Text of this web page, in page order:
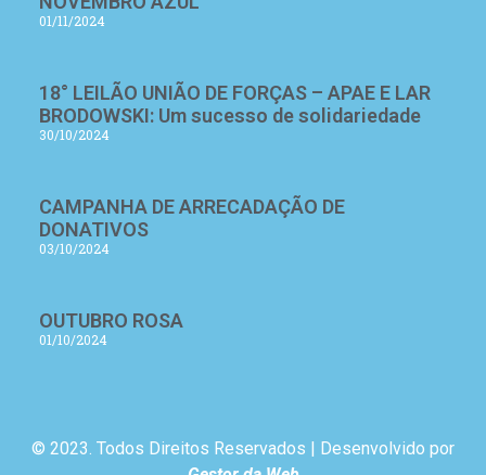
01/11/2024
18° LEILÃO UNIÃO DE FORÇAS – APAE E LAR
BRODOWSKI: Um sucesso de solidariedade
30/10/2024
CAMPANHA DE ARRECADAÇÃO DE
DONATIVOS
03/10/2024
OUTUBRO ROSA
01/10/2024
© 2023. Todos Direitos Reservados | Desenvolvido por